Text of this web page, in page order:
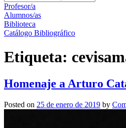
Profesor/a
Alumnos/as
Biblioteca
Catálogo Bibliográfico
Etiqueta:
Homenaje a Arturo
Posted on 25 de enero de 2019 by